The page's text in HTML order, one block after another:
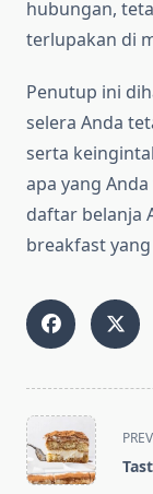
hubungan,
terlupakan di
Penutup ini
selera Anda
serta
apa yang
daftar belanja
breakfast
<span
class="nav-
subtitle